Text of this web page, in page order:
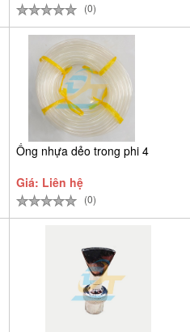
(0)
Ống nhựa dẻo trong phi 4
Giá: Liên hệ
(0)